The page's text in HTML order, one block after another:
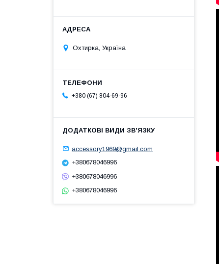
Охтирка, Україна
+380 (67) 804-69-96
accessory1969@gmail.com
+380678046996
+380678046996
+380678046996